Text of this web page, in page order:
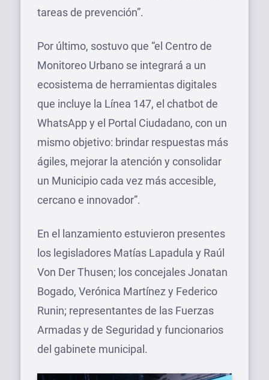
tareas de prevención”.
Por último, sostuvo que “el Centro de
Monitoreo Urbano se integrará a un
ecosistema de herramientas digitales
que incluye la Línea 147, el chatbot de
WhatsApp y el Portal Ciudadano, con un
mismo objetivo: brindar respuestas más
ágiles, mejorar la atención y consolidar
un Municipio cada vez más accesible,
cercano e innovador”.
En el lanzamiento estuvieron presentes
los legisladores Matías Lapadula y Raúl
Von Der Thusen; los concejales Jonatan
Bogado, Verónica Martínez y Federico
Runin; representantes de las Fuerzas
Armadas y de Seguridad y funcionarios
del gabinete municipal.